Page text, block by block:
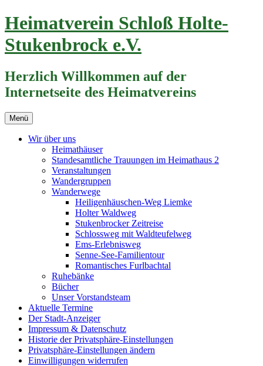
Zum
Inhalt
springen
Heimatverein Schloß Holte-
Stukenbrock e.V.
Herzlich Willkommen auf der
Internetseite des Heimatvereins
Menü
Wir über uns
Heimathäuser
Standesamtliche Trauungen im Heimathaus 2
Veranstaltungen
Wandergruppen
Wanderwege
Heiligenhäuschen-Weg Liemke
Holter Waldweg
Stukenbrocker Zeitreise
Schlossweg mit Waldteufelweg
Ems-Erlebnisweg
Senne-See-Familientour
Romantisches Furlbachtal
Ruhebänke
Bücher
Unser Vorstandsteam
Aktuelle Termine
Der Stadt-Anzeiger
Impressum & Datenschutz
Historie der Privatsphäre-Einstellungen
Privatsphäre-Einstellungen ändern
Einwilligungen widerrufen